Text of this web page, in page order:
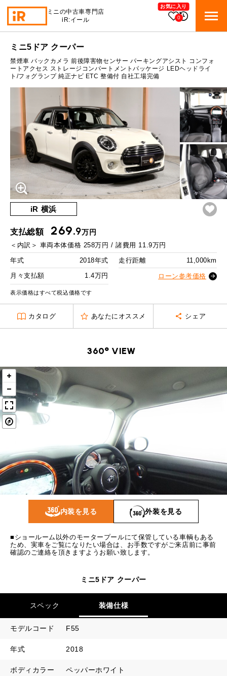
ミニの中古車専門店
iR:イール
お気に入り
0
ROVER MINI
TRADE 買取
TOP
iRの買取が他社よりも高い理由
必要書類
買取Q&A
iRで愛車を売却されたお客様の声
BMWミニ買取査定依頼
ローバーミニ買取査定依頼
MAINTENANCE メンテナンス
TOP
BMWミニ メンテナンス
ローバーミニ メンテナンス
最近の修理実績
BLOG & MEDIA ブログ＆メディア
TOP
MINI Blog スタッフブログ
User's Voice 購入者様の声
Part's Report パーツ販売のご案内
Movie 動画一覧
MINI KNOWLEDGE
TOP
BMWミニナレッジ
ローバーミニナレッジ
ABOUT iR iRについて
スタッフ紹介
MAP
リクルート
RECRUIT 採用情報
お問い合わせ サイトマップ
工場
BMW MINI ROVER MINI
iR MAKERS
査定依頼
営業時間
10:00～18:00
定休日
月曜日（祝日の場合は火曜日）
通常ローンの場合
月々支払額 2 万円
総支払額 319.8 万円
頭金 万円
支払回数 84 回
ボーナス支払回数/年 2 回
内訳
1回目 24,961 円
2回目以降
ボーナス月追加額 70,000
ボーナス月数 14 回
残価ローンの場合
月々支払額 1.4 万円
残価
支払回数 84 回
ボーナス支払回数/年
1回目 14,464
2回目以降 13,900 円
ボーナス月追加額 70,000 円
ボーナス月数
ミニ5ドア クーパー
禁煙車 バックカメラ 前後障害物センサー パーキングアシスト コンフォ
ートアクセス ストレージコンパートメントパッケージ LEDヘッドライ
ト/フォグランプ 純正ナビ ETC 整備付 自社工場完備
iR 横浜
支払総額 269.9万円
＜内訳＞ 車両本体価格 258万円 / 諸費用 11.9万円
年式
2018年式 走行距離
11,000km
月々支払額
1.4万円 ローン参考価格
表示価格はすべて税込価格です
カタログ あなたにオススメ シェア
360° VIEW
内装を見る 外装を見る
■ショールーム以外のモータープールにて保管している車輌もある
ため、実車をご覧になりたい場合は、お手数ですがご来店前に事前
確認のご連絡を頂きますようお願い致します。
ミニ5ドア クーパー
スペック 装備仕様
モデルコード F55
年式 2018
ボディカラー ペッパーホワイト